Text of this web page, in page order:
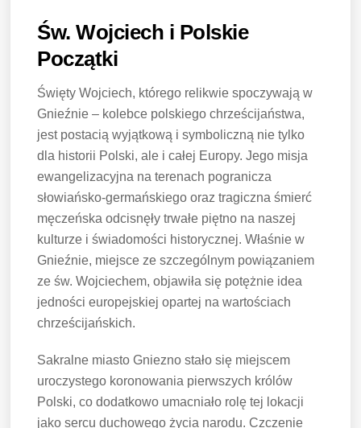
Św. Wojciech i Polskie
Początki
Święty Wojciech, którego relikwie spoczywają w
Gnieźnie – kolebce polskiego chrześcijaństwa,
jest postacią wyjątkową i symboliczną nie tylko
dla historii Polski, ale i całej Europy. Jego misja
ewangelizacyjna na terenach pogranicza
słowiańsko-germańskiego oraz tragiczna śmierć
męczeńska odcisnęły trwałe piętno na naszej
kulturze i świadomości historycznej. Właśnie w
Gnieźnie, miejsce ze szczególnym powiązaniem
ze św. Wojciechem, objawiła się potężnie idea
jedności europejskiej opartej na wartościach
chrześcijańskich.
Sakralne miasto Gniezno stało się miejscem
uroczystego koronowania pierwszych królów
Polski, co dodatkowo umacniało rolę tej lokacji
jako sercu duchowego życia narodu. Czczenie